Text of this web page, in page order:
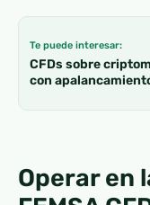
Te puede interesar:
CFDs sobre
con
Operar en